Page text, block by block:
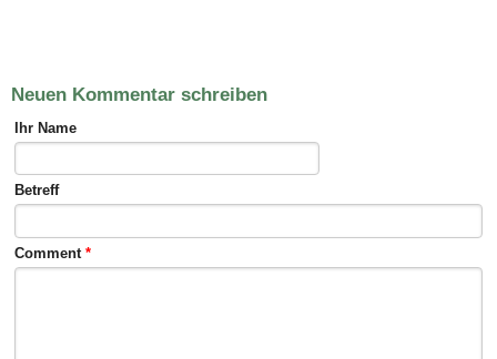
Neuen Kommentar schreiben
Ihr Name
Betreff
Comment *